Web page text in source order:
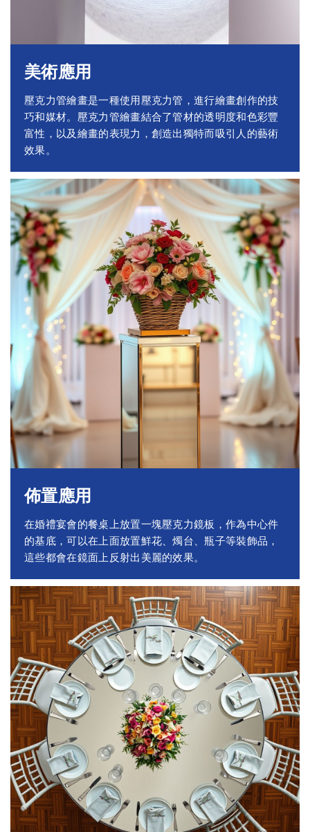
美術應用
壓克力管繪畫是一種使用壓克力管，進行繪畫創作的技
巧和媒材。壓克力管繪畫結合了管材的透明度和色彩豐
富性，以及繪畫的表現力，創造出獨特而吸引人的藝術
效果。
佈置應用
在婚禮宴會的餐桌上放置一塊壓克力鏡板，作為中心件
的基底，可以在上面放置鮮花、燭台、瓶子等裝飾品，
這些都會在鏡面上反射出美麗的效果。